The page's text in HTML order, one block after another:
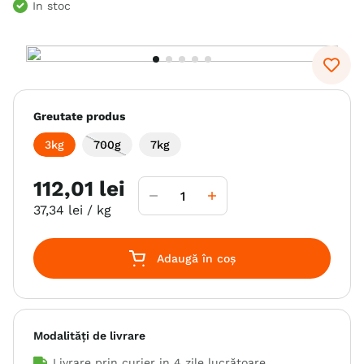
7.
.
recompense caini
10. brit caini
In stoc
Greutate produs
3kg 700g 7kg
112,01 lei
37,34 lei / kg
Adaugă în coș
Modalități de livrare